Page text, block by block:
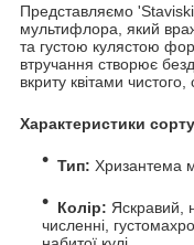
Представляємо
мультифлора, який
та густою кулястою
втручання створює
вкриту квітами
Характеристики
Тип: Хризантема
Колір: Яскравий,
численні,